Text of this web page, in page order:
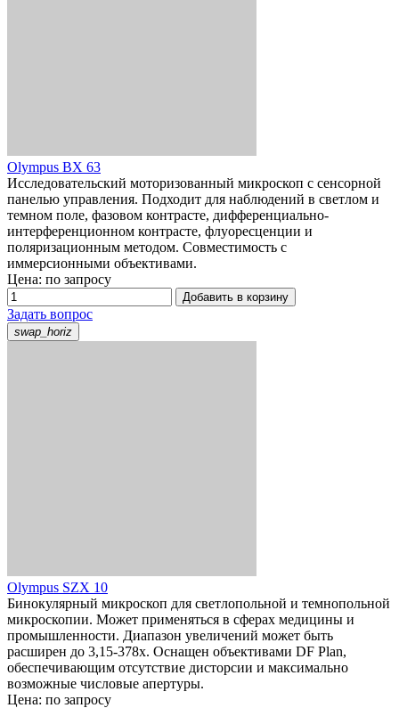
Olympus BX 63
Исследовательский моторизованный микроскоп с сенсорной
панелью управления. Подходит для наблюдений в светлом и
темном поле, фазовом контрасте, дифференциально-
интерференционном контрасте, флуоресценции и
поляризационным методом. Совместимость с
иммерсионными объективами.
Цена: по запросу
Добавить в корзину
Задать вопрос
swap_horiz
Olympus SZX 10
Бинокулярный микроскоп для светлопольной и темнопольной
микроскопии. Может применяться в сферах медицины и
промышленности. Диапазон увеличений может быть
расширен до 3,15-378x. Оснащен объективами DF Plan,
обеспечивающим отсутствие дисторсии и максимально
возможные числовые апертуры.
Цена: по запросу